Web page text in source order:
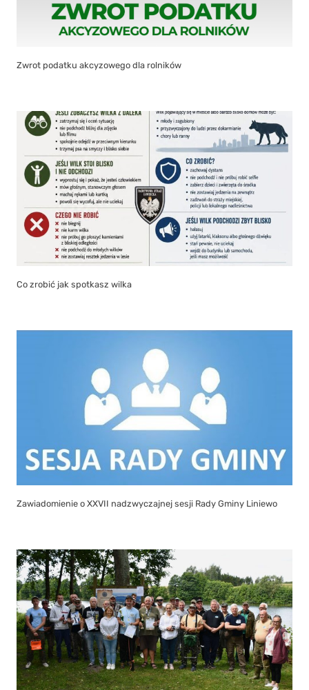
Zwrot podatku akcyzowego dla rolników
Co zrobić jak spotkasz wilka
Zawiadomienie o XXVII nadzwyczajnej sesji Rady Gminy Liniewo